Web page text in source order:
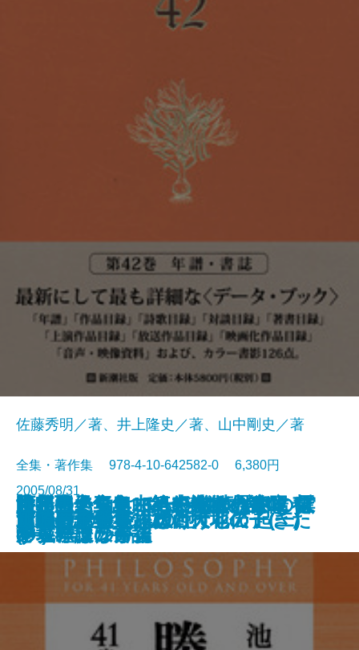
阿川弘之全集 第二巻 小説II 雲
の墓標 ほか
辻邦生全集 16 のちの思いに ほ
か
「里」という思想
あの航空機事故はこうして起きた
世界の終りとハードボイルド・ワ
ンダーランド
東京奇譚集
山崎豊子全集 21 沈まぬ太陽
(一) アフリカ篇
沼地のある森を抜けて
素数の音楽
決定版 三島由紀夫全集 第42
巻 年譜・書誌
佐藤秀明／著、井上隆史／著、山中剛史／著
全集・著作集 978-4-10-642582-0 6,380円
2005/08/31
書籍
勝っても負けても―41歳からの哲
学―
苔のむすまで
阿川弘之全集 第一巻 小説I 春
の城 ほか
辻邦生全集 15 小説への序章 ほ
か
おまけのこ
山崎豊子全集 20 大地の子(二)
アナ・トレントの鞄
辻邦生全集 14 西行花伝
山崎豊子全集 19 大地の子(一)
辻邦生全集 13 銀杏散りやま
ず・睡蓮の午後